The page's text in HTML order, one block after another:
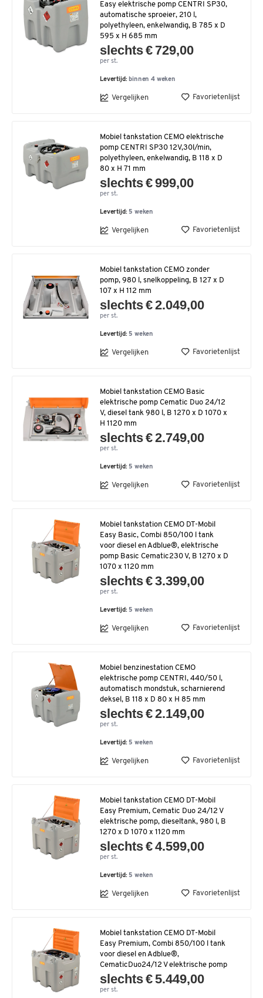
Easy elektrische pomp CENTRI SP30,
automatische sproeier, 210 l,
polyethyleen, enkelwandig, B 785 x D
595 x H 685 mm
slechts € 729,00
per st.
Levertijd: binnen 4 weken
Vergelijken Favorietenlijst
Mobiel tankstation CEMO elektrische
pomp CENTRI SP30 12V,30l/min,
polyethyleen, enkelwandig, B 118 x D
80 x H 71 mm
slechts € 999,00
per st.
Levertijd: 5 weken
Vergelijken Favorietenlijst
Mobiel tankstation CEMO zonder
pomp, 980 l, snelkoppeling, B 127 x D
107 x H 112 mm
slechts € 2.049,00
per st.
Levertijd: 5 weken
Vergelijken Favorietenlijst
Mobiel tankstation CEMO Basic
elektrische pomp Cematic Duo 24/12
V, diesel tank 980 l, B 1270 x D 1070 x
H 1120 mm
slechts € 2.749,00
per st.
Levertijd: 5 weken
Vergelijken Favorietenlijst
Mobiel tankstation CEMO DT-Mobil
Easy Basic, Combi 850/100 l tank
voor diesel en Adblue®, elektrische
pomp Basic Cematic230 V, B 1270 x D
1070 x 1120 mm
slechts € 3.399,00
per st.
Levertijd: 5 weken
Vergelijken Favorietenlijst
Mobiel benzinestation CEMO
elektrische pomp CENTRI, 440/50 l,
automatisch mondstuk, scharnierend
deksel, B 118 x D 80 x H 85 mm
slechts € 2.149,00
per st.
Levertijd: 5 weken
Vergelijken Favorietenlijst
Mobiel tankstation CEMO DT-Mobil
Easy Premium, Cematic Duo 24/12 V
elektrische pomp, dieseltank, 980 l, B
1270 x D 1070 x 1120 mm
slechts € 4.599,00
per st.
Levertijd: 5 weken
Vergelijken Favorietenlijst
Mobiel tankstation CEMO DT-Mobil
Easy Premium, Combi 850/100 l tank
voor diesel en Adblue®,
CematicDuo24/12 V elektrische pomp
slechts € 5.449,00
per st.